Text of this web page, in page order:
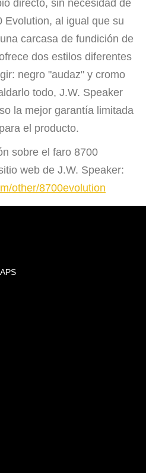
directo, sin necesidad de
Evolution, al igual que su
carcasa de fundición de
dos estilos diferentes
negro "audaz" y cromo
todo, J.W. Speaker
la mejor garantía limitada
el producto.
sobre el faro 8700
web de J.W. Speaker:
other/8700evolution